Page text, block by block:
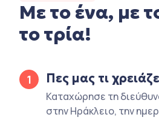
Με το ένα, με
το τρία!
1 Πες μας τι
Καταχώρησε τη
στην Ηράκλειο, την